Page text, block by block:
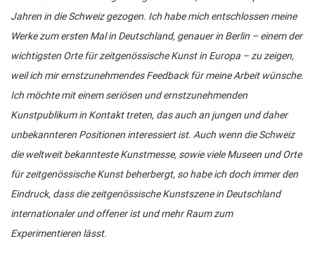
Jahren in die Schweiz gezogen. Ich habe mich entschlossen meine
Werke zum ersten Mal in Deutschland, genauer in Berlin – einem der
wichtigsten Orte für zeitgenössische Kunst in Europa – zu zeigen,
weil ich mir ernstzunehmendes Feedback für meine Arbeit wünsche.
Ich möchte mit einem seriösen und ernstzunehmenden
Kunstpublikum in Kontakt treten, das auch an jungen und daher
unbekannteren Positionen interessiert ist. Auch wenn die Schweiz
die weltweit bekannteste Kunstmesse, sowie viele Museen und Orte
für zeitgenössische Kunst beherbergt, so habe ich doch immer den
Eindruck, dass die zeitgenössische Kunstszene in Deutschland
internationaler und offener ist und mehr Raum zum
Experimentieren lässt.